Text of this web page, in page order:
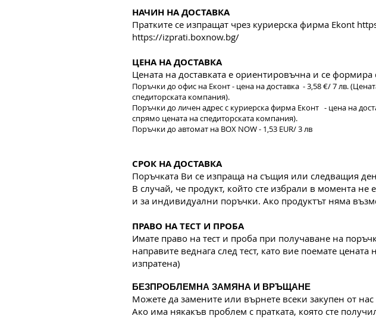
НАЧИН НА ДОСТАВКА
Пратките се изпращат чрез куриерска фирма Ekont
https://izprati.boxnow.bg/
ЦЕНА НА ДОСТАВКА
Цената на доставката е ориентировъчна и се
Поръчки до офис на Еконт - цена на доставка - 3,58 €/ 7 лв.
спедиторската компания).
Поръчки до личен адрес с куриерска фирма Еконт - цена на
спрямо цената на спедиторската компания).
Поръчки до автомат на BOX NOW - 1,53 EUR/ 3 лв
СРОК НА ДОСТАВКА
Поръчката Ви се изпраща на същия или следващия
В случай, че продукт, който сте избрали в момента
и за индивидуални поръчки. Ако продуктът няма
ПРАВО НА ТЕСТ И ПРОБА
Имате право на тест и проба при получаване на
направите веднага след тест, като вие поемате
изпратена)
БЕЗПРОБЛЕМНА ЗАМЯНА И ВРЪЩАНЕ
Можете да замените или върнете всеки закупен от
Ако има някакъв проблем с пратката, която сте